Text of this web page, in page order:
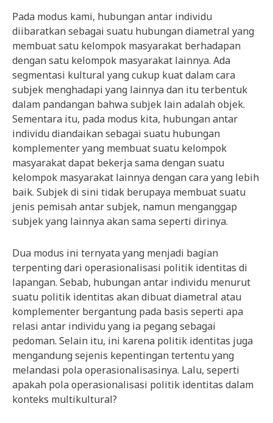
Pada modus kami, hubungan antar individu
diibaratkan sebagai suatu hubungan diametral yang
membuat satu kelompok masyarakat berhadapan
dengan satu kelompok masyarakat lainnya. Ada
segmentasi kultural yang cukup kuat dalam cara
subjek menghadapi yang lainnya dan itu terbentuk
dalam pandangan bahwa subjek lain adalah objek.
Sementara itu, pada modus kita, hubungan antar
individu diandaikan sebagai suatu hubungan
komplementer yang membuat suatu kelompok
masyarakat dapat bekerja sama dengan suatu
kelompok masyarakat lainnya dengan cara yang lebih
baik. Subjek di sini tidak berupaya membuat suatu
jenis pemisah antar subjek, namun menganggap
subjek yang lainnya akan sama seperti dirinya.
Dua modus ini ternyata yang menjadi bagian
terpenting dari operasionalisasi politik identitas di
lapangan. Sebab, hubungan antar individu menurut
suatu politik identitas akan dibuat diametral atau
komplementer bergantung pada basis seperti apa
relasi antar individu yang ia pegang sebagai
pedoman. Selain itu, ini karena politik identitas juga
mengandung sejenis kepentingan tertentu yang
melandasi pola operasionalisasinya. Lalu, seperti
apakah pola operasionalisasi politik identitas dalam
konteks multikultural?